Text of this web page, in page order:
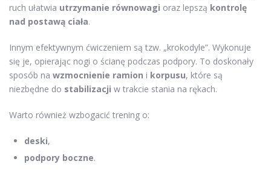
ruch ułatwia utrzymanie równowagi oraz lepszą kontrolę
nad postawą ciała.
Innym efektywnym ćwiczeniem są tzw. „krokodyle”. Wykonuje
się je, opierając nogi o ścianę podczas podpory. To doskonały
sposób na wzmocnienie ramion i korpusu, które są
niezbędne do stabilizacji w trakcie stania na rękach.
Warto również wzbogacić trening o:
deski,
podpory boczne.